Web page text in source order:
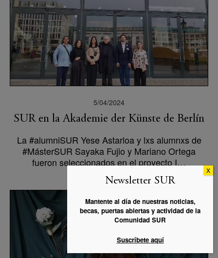
5/04/2024
SUR en la Akademie der Künste de Berlín
La #alumniSUR Yese Astarloa y lxs alumnxs de
#MásterSUR Sayaka Fujio y Mariano Ortega
fueron seleccionados en el proyecto I…
Newsletter SUR
Mantente al día de nuestras noticias,
becas, puertas abiertas y actividad de la
Comunidad SUR
Suscríbete aquí